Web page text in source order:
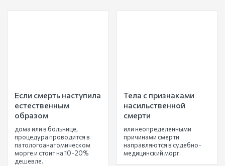
Если смерть наступила
естественным
образом
дома или в больнице,
процедура проводится в
патологоанатомическом
морге и стоит на 10-20%
дешевле.
Тела с признаками
насильственной
смерти
или неопределенными
причинами смерти
направляются в судебно-
медицинский морг.